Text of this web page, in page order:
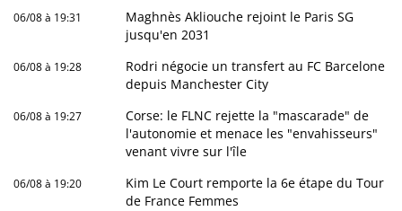
06/08 à 19:31
Maghnès Akliouche rejoint le Paris SG
jusqu'en 2031
06/08 à 19:28
Rodri négocie un transfert au FC Barcelone
depuis Manchester City
06/08 à 19:27
Corse: le FLNC rejette la "mascarade" de
l'autonomie et menace les "envahisseurs"
venant vivre sur l'île
06/08 à 19:20
Kim Le Court remporte la 6e étape du Tour
de France Femmes